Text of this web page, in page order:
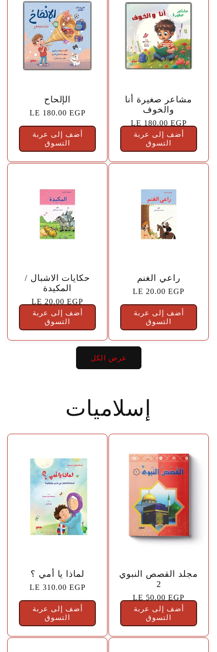
الإلحاح
السعر
الاعتيادي
LE 180.00 EGP
أضف إلى عربة
التسوق
مشاعر صغيرة أنا
والخوف
السعر
الاعتيادي
LE 180.00 EGP
أضف إلى عربة
التسوق
حكايات الاشبال /
المكيدة
السعر
الاعتيادي
LE 20.00 EGP
أضف إلى عربة
التسوق
راعي الغنم
السعر
الاعتيادي
LE 20.00 EGP
أضف إلى عربة
التسوق
عرض الكل
إسلاميات
لماذا يا أمي ؟
السعر
الاعتيادي
LE 310.00 EGP
أضف إلى عربة
التسوق
🤍
مجلد القصص النبوي
2
السعر
الاعتيادي
LE 50.00 EGP
أضف إلى عربة
التسوق